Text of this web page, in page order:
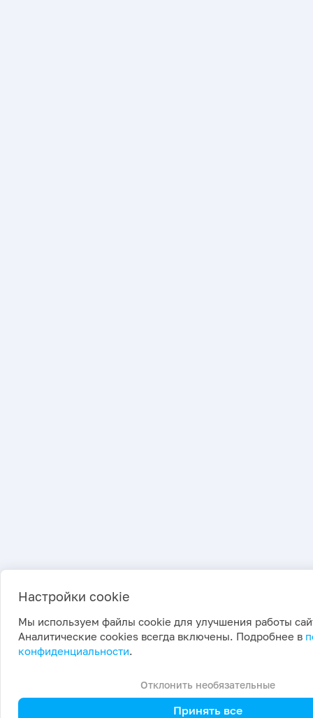
Настройки cookie
Мы используем файлы cookie для улучшения работы
Аналитические cookies всегда включены. Подробнее в
конфиденциальности.
Отклонить необязательные
Принять все